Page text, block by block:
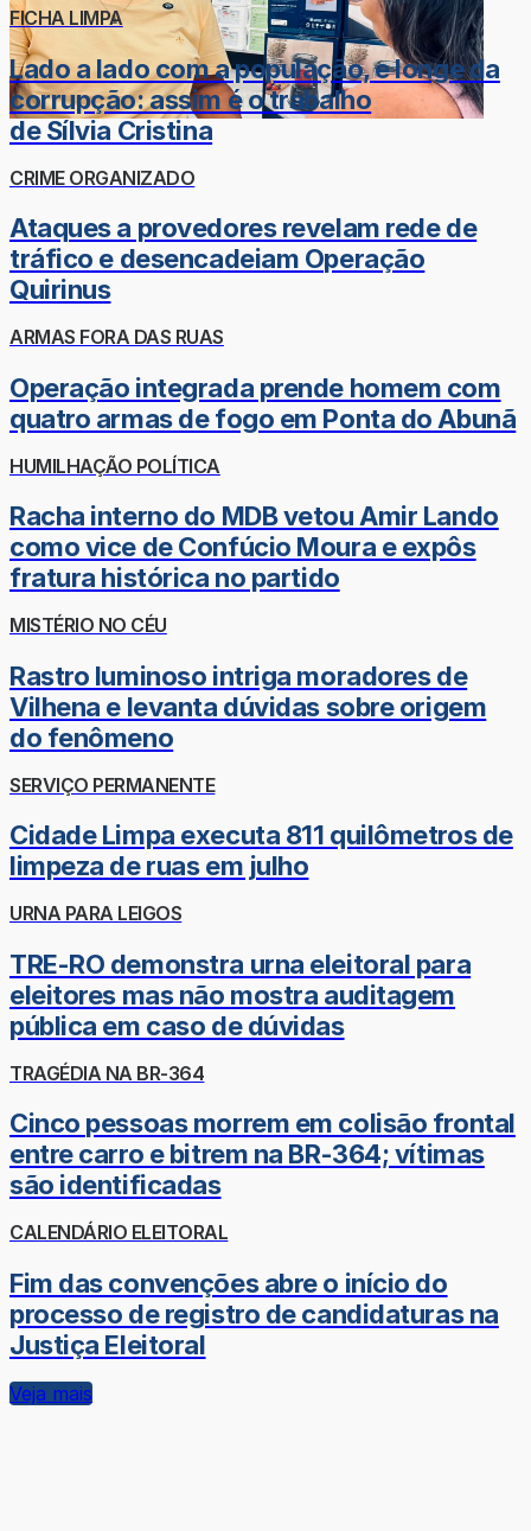
FICHA LIMPA
Lado a lado com a população, e longe da
corrupção: assim é o trabalho
de Sílvia Cristina
CRIME ORGANIZADO
Ataques a provedores revelam rede de
tráfico e desencadeiam Operação
Quirinus
ARMAS FORA DAS RUAS
Operação integrada prende homem com
quatro armas de fogo em Ponta do Abunã
HUMILHAÇÃO POLÍTICA
Racha interno do MDB vetou Amir Lando
como vice de Confúcio Moura e expôs
fratura histórica no partido
MISTÉRIO NO CÉU
Rastro luminoso intriga moradores de
Vilhena e levanta dúvidas sobre origem
do fenômeno
SERVIÇO PERMANENTE
Cidade Limpa executa 811 quilômetros de
limpeza de ruas em julho
URNA PARA LEIGOS
TRE-RO demonstra urna eleitoral para
eleitores mas não mostra auditagem
pública em caso de dúvidas
TRAGÉDIA NA BR-364
Cinco pessoas morrem em colisão frontal
entre carro e bitrem na BR-364; vítimas
são identificadas
CALENDÁRIO ELEITORAL
Fim das convenções abre o início do
processo de registro de candidaturas na
Justiça Eleitoral
Veja mais